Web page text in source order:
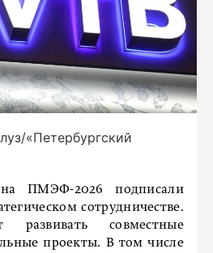
«Петербургский
ПМЭФ-2026 подписали
сотрудничестве.
развивать совместные
проекты. В том числе